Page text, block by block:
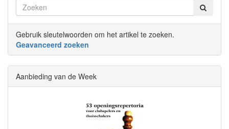
Gebruik sleutelwoorden om het artikel te zoeken.
Geavanceerd zoeken
Aanbieding van de Week